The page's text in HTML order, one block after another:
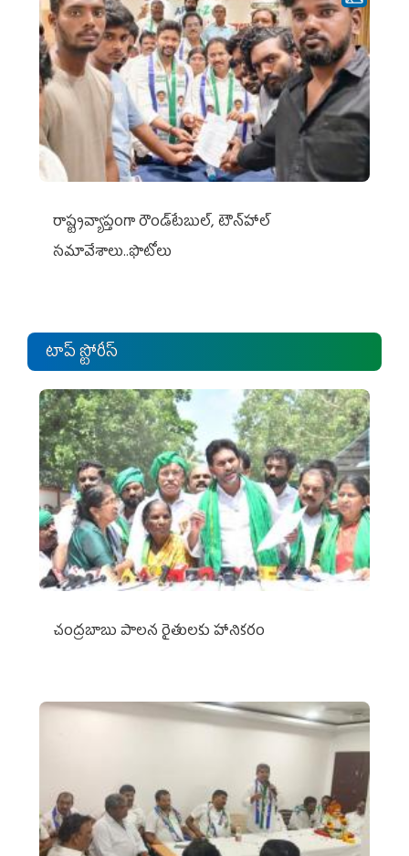
రాష్ట్రవ్యాప్తంగా రౌండ్‌టేబుల్‌, టౌన్‌హాల్‌
సమావేశాలు..ఫొటోలు
టాప్ స్టోరీస్
చంద్రబాబు పాలన రైతులకు హానికరం